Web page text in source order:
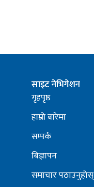
साइट नेभिगेशन
गृहपृष्ठ
हाम्रो बारेमा
सम्पर्क
बिज्ञापन
समाचार पठाउनुहोस्